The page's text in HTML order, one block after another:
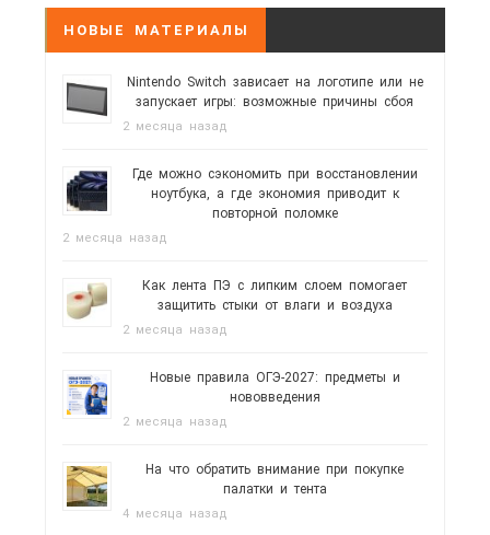
НОВЫЕ МАТЕРИАЛЫ
Nintendo Switch зависает на логотипе или не
запускает игры: возможные причины сбоя
2 месяца назад
Где можно сэкономить при восстановлении
ноутбука, а где экономия приводит к
повторной поломке
2 месяца назад
Как лента ПЭ с липким слоем помогает
защитить стыки от влаги и воздуха
2 месяца назад
Новые правила ОГЭ-2027: предметы и
нововведения
2 месяца назад
На что обратить внимание при покупке
палатки и тента
4 месяца назад